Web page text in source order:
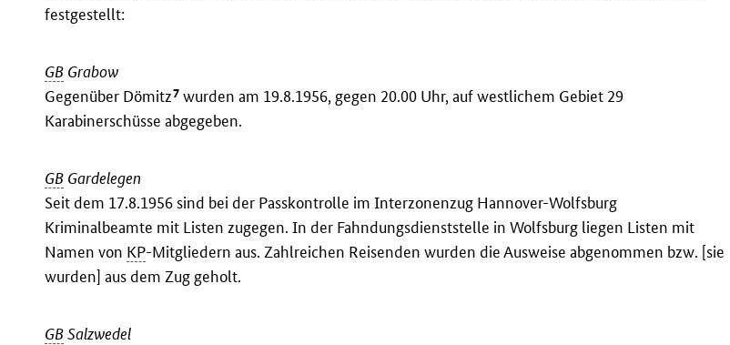
festgestellt:
GB Grabow
Gegenüber Dömitz7 wurden am 19.8.1956, gegen 20.00 Uhr, auf westlichem Gebiet 29
Karabinerschüsse abgegeben.
GB Gardelegen
Seit dem 17.8.1956 sind bei der Passkontrolle im Interzonenzug Hannover-Wolfsburg
Kriminalbeamte mit Listen zugegen. In der Fahndungsdienststelle in Wolfsburg liegen Listen mit
Namen von KP-Mitgliedern aus. Zahlreichen Reisenden wurden die Ausweise abgenommen bzw. [sie
wurden] aus dem Zug geholt.
GBSalzwedel